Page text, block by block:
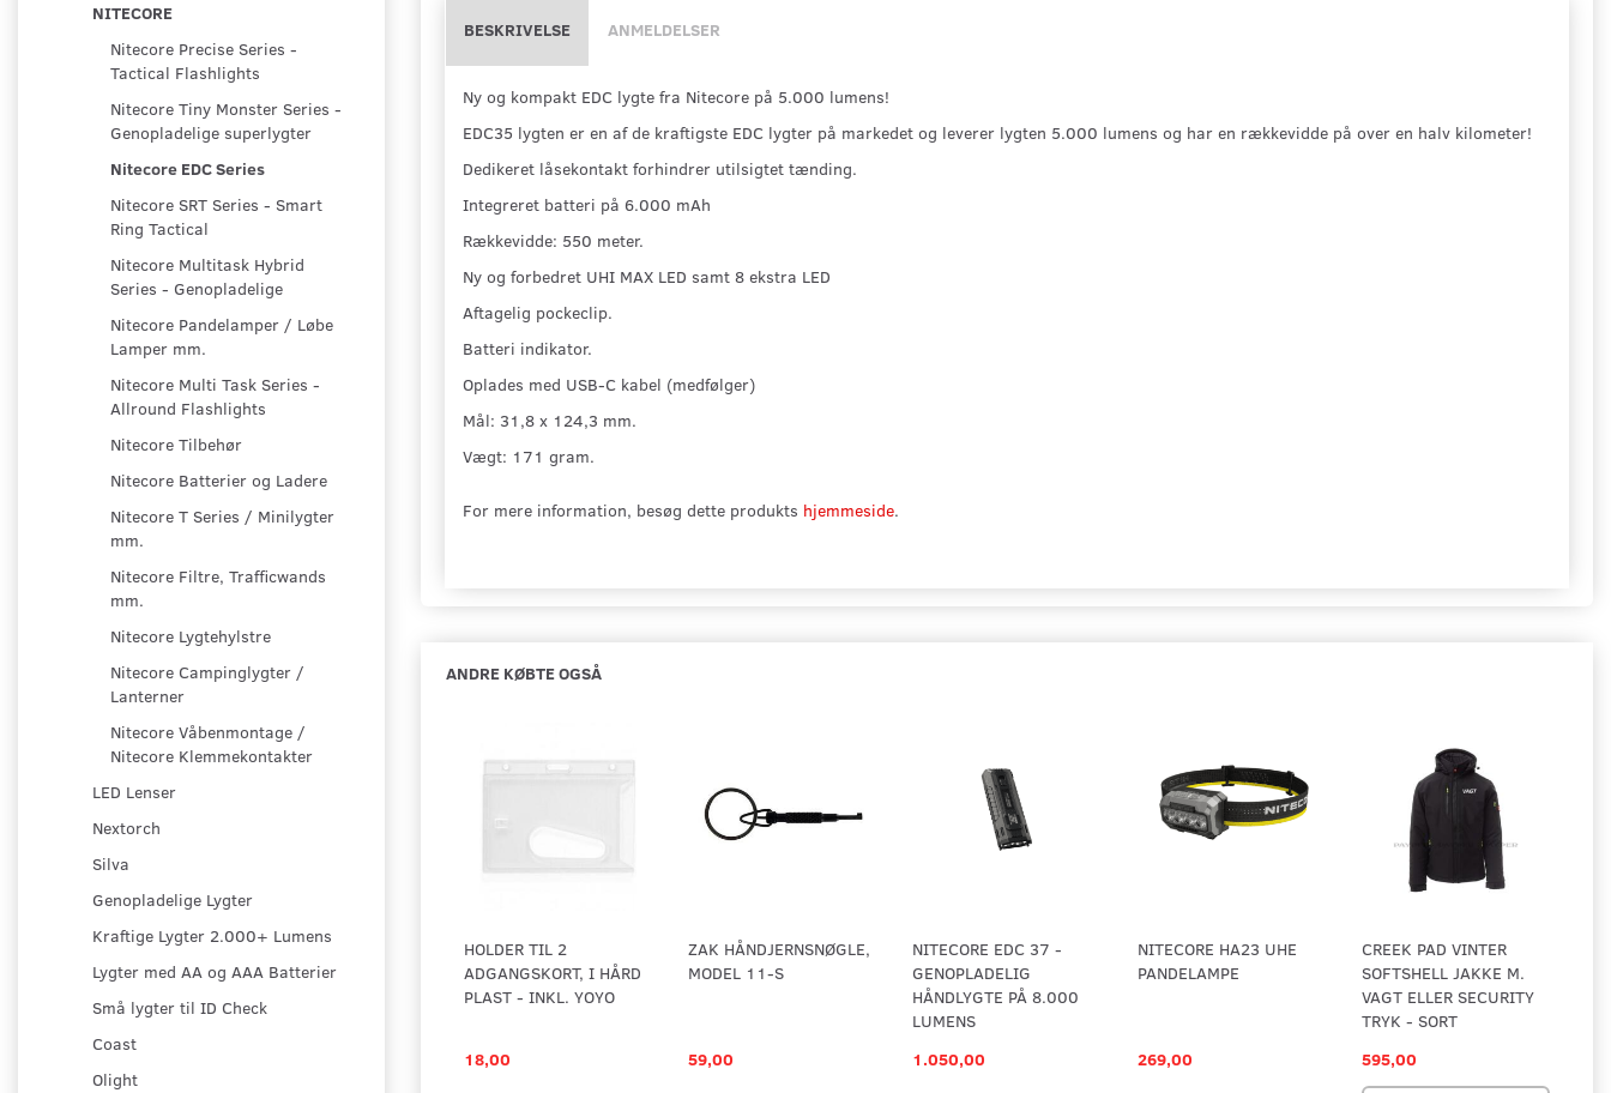
NITECORE
Nitecore Precise Series -
Tactical Flashlights
Nitecore Tiny Monster Series -
Genopladelige superlygter
Nitecore EDC Series
Nitecore SRT Series - Smart
Ring Tactical
Nitecore Multitask Hybrid
Series - Genopladelige
Nitecore Pandelamper / Løbe
Lamper mm.
Nitecore Multi Task Series -
Allround Flashlights
Nitecore Tilbehør
Nitecore Batterier og Ladere
Nitecore T Series / Minilygter
mm.
Nitecore Filtre, Trafficwands
mm.
Nitecore Lygtehylstre
Nitecore Campinglygter /
Lanterner
Nitecore Våbenmontage /
Nitecore Klemmekontakter
LED Lenser
Nextorch
Silva
Genopladelige Lygter
Kraftige Lygter 2.000+ Lumens
Lygter med AA og AAA Batterier
Små lygter til ID Check
Coast
Olight
BESKRIVELSE ANMELDELSER
Ny og kompakt EDC lygte fra Nitecore på 5.000 lumens!
EDC35 lygten er en af de kraftigste EDC lygter på markedet og leverer lygten 5.000 lumens og har en rækkevidde på over en halv kilometer!
Dedikeret låsekontakt forhindrer utilsigtet tænding.
Integreret batteri på 6.000 mAh
Rækkevidde: 550 meter.
Ny og forbedret UHI MAX LED samt 8 ekstra LED
Aftagelig pockeclip.
Batteri indikator.
Oplades med USB-C kabel (medfølger)
Mål: 31,8 x 124,3 mm.
Vægt: 171 gram.
For mere information, besøg dette produkts hjemmeside.
ANDRE KØBTE OGSÅ
HOLDER TIL 2
ADGANGSKORT, I HÅRD
PLAST - INKL. YOYO
18,00
ZAK HÅNDJERNSNØGLE,
MODEL 11-S
59,00
NITECORE EDC 37 -
GENOPLADELIG
HÅNDLYGTE PÅ 8.000
LUMENS
1.050,00
NITECORE HA23 UHE
PANDELAMPE
269,00
CREEK PAD VINTER
SOFTSHELL JAKKE M.
VAGT ELLER SECURITY
TRYK - SORT
595,00